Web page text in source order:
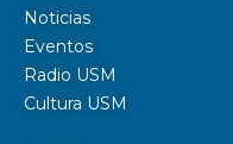
Noticias
Eventos
Radio USM
Cultura USM